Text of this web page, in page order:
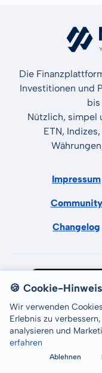
Die
Investitionen und
Nützlich, simpel
ETN,
Impressum
Community
Changelog
All rights
🍪 Cookie-Hinweis
Wir verwenden
Erlebnis zu
analysieren und
erfahren
Ablehnen